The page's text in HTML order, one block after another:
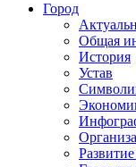
Город
Общая
История
Устав